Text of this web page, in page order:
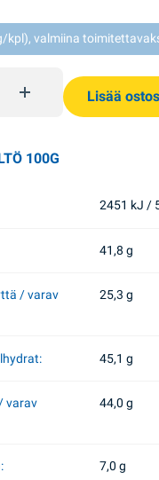
kpl), valmiina
ja kookos Roshen
Lisää
100G
2451 kJ /
41,8 g
/ varav
25,3 g
45,1 g
varav
44,0 g
7,0 g